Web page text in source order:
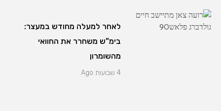
לאחר למעלה מחודש במעצר:
בימ”ש משחרר את החוואי
מהשומרון
4 שבועות Ago